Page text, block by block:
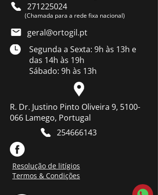
271225024
(Chamada para a rede fixa nacional)
geral@ortogil.pt
Segunda a Sexta: 9h às 13h e
das 14h às 19h
Sábado: 9h às 13h
R. Dr. Justino Pinto Oliveira 9, 5100-
066 Lamego, Portugal
254666143
Resolução de litígios
Termos & Condições